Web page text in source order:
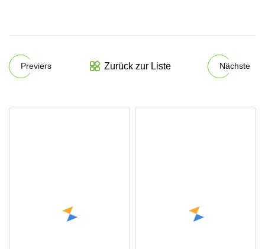
Previers Zurück zur Liste Nächste